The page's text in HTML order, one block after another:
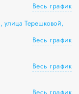
Весь график
улица Терешковой,
Весь график
Весь график
Весь график